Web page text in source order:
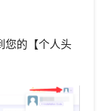
您的【个人头